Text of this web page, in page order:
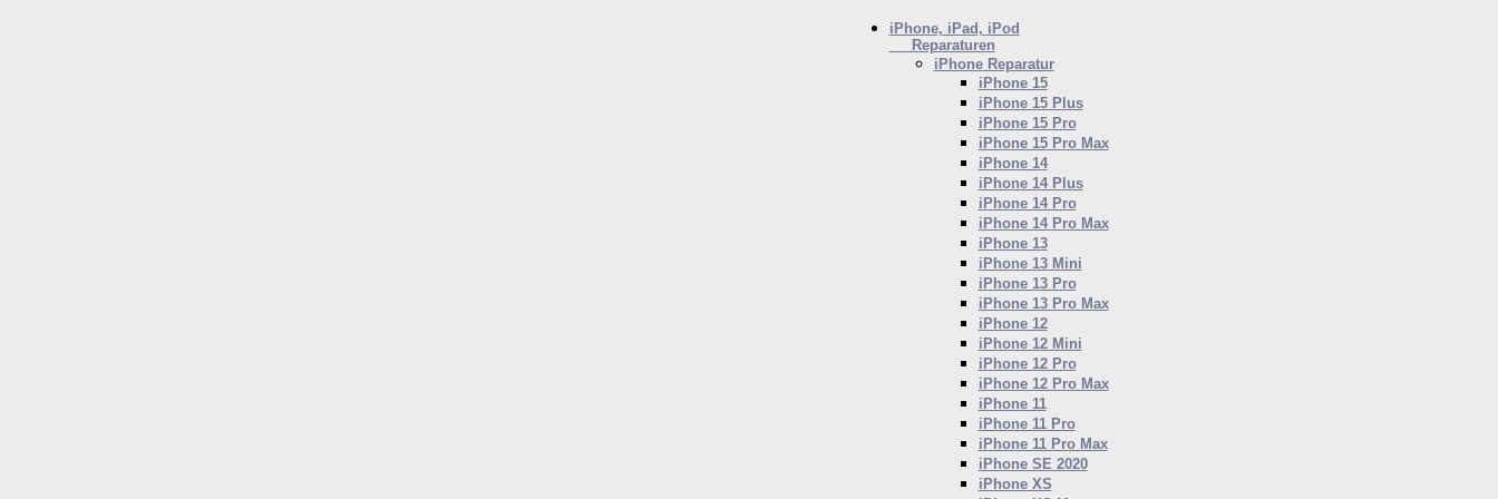
iPhone, iPad, iPod
Reparaturen
iPhoneReparatur
iPhone 15
iPhone 15 Plus
iPhone 15 Pro
iPhone 15 Pro Max
iPhone 14
iPhone 14 Plus
iPhone 14 Pro
iPhone 14 Pro Max
iPhone 13
iPhone 13 Mini
iPhone 13 Pro
iPhone 13 Pro Max
iPhone 12
iPhone 12 Mini
iPhone 12 Pro
iPhone 12 Pro Max
iPhone 11
iPhone 11 Pro
iPhone 11 Pro Max
iPhone SE 2020
iPhone XS